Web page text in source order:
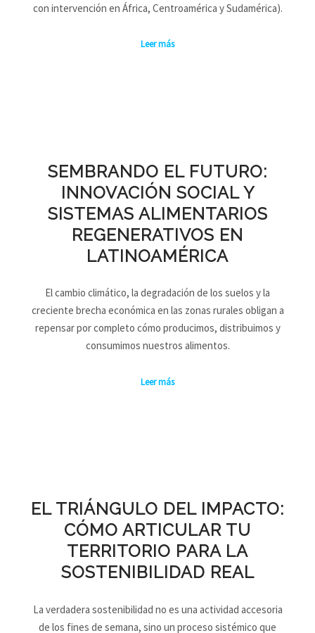
con intervención en África, Centroamérica y Sudamérica).
Leer más
SEMBRANDO EL FUTURO:
INNOVACIÓN SOCIAL Y
SISTEMAS ALIMENTARIOS
REGENERATIVOS EN
LATINOAMÉRICA
El cambio climático, la degradación de los suelos y la
creciente brecha económica en las zonas rurales obligan a
repensar por completo cómo producimos, distribuimos y
consumimos nuestros alimentos.
Leer más
EL TRIÁNGULO DEL IMPACTO:
CÓMO ARTICULAR TU
TERRITORIO PARA LA
SOSTENIBILIDAD REAL
La verdadera sostenibilidad no es una actividad accesoria
de los fines de semana, sino un proceso sistémico que